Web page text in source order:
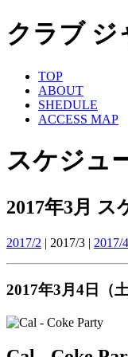
クラブ ジ
TOP
ABOUT
SHEDULE
ACCESS MAP
スケジュ
2017年3月 ス
2017/2 | 2017/3 | 2017/4
2017年3月4日（土